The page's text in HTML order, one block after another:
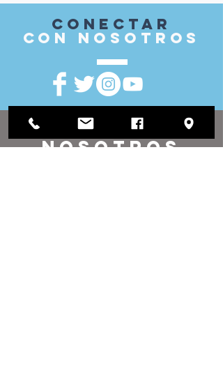
Conectar
con nosotros
VISITAR
nosotros